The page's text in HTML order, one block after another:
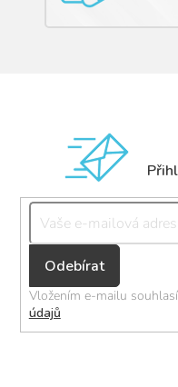
Přihlásit
se
Vložením e-mailu
údajů